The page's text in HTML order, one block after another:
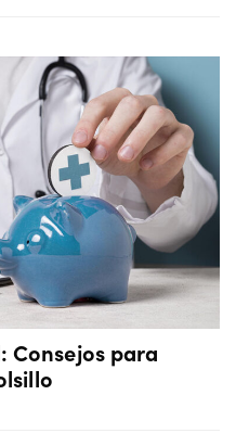
Consejos para